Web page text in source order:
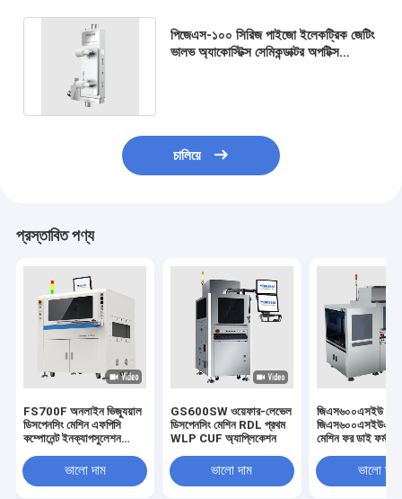
পিজেএস-১০০ সিরিজ পাইজো ইলেকট্রিক জেটিং
ভালভ অ্যাকোস্টিক্স সেমিকন্ডাক্টর অপটিক্স
চালিয়ে
প্রস্তাবিত পণ্য
FS700F অনলাইন ভিজ্যুয়াল
ডিসপেনসিং মেশিন এফপিসি
কম্পোনেন্ট ইনক্যাপসুলেশন
ড্যাম অ্যান্ড ফিল প্রক্রিয়া
এসএমটি
ভালো দাম
GS600SW ওয়েফার-লেভেল
ডিসপেনসিং মেশিন RDL প্রথম
WLP CUF অ্যাপ্লিকেশন
ভালো দাম
জিএস৬০০এসইউ
জিএস৬০০এসইউএ
মেশিন ফর ডাই ফর্ম
প্যাকেজিং CUF
ভালো দাম